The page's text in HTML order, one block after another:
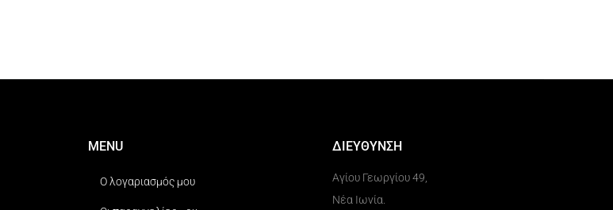
MENU
Ο λογαριασμός μου
ΔΙΕΥΘΥΝΣΗ
Αγίου Γεωργίου 49,
Νέα Ιωνία.